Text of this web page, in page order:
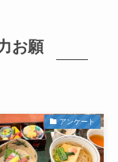
お願
アンケート